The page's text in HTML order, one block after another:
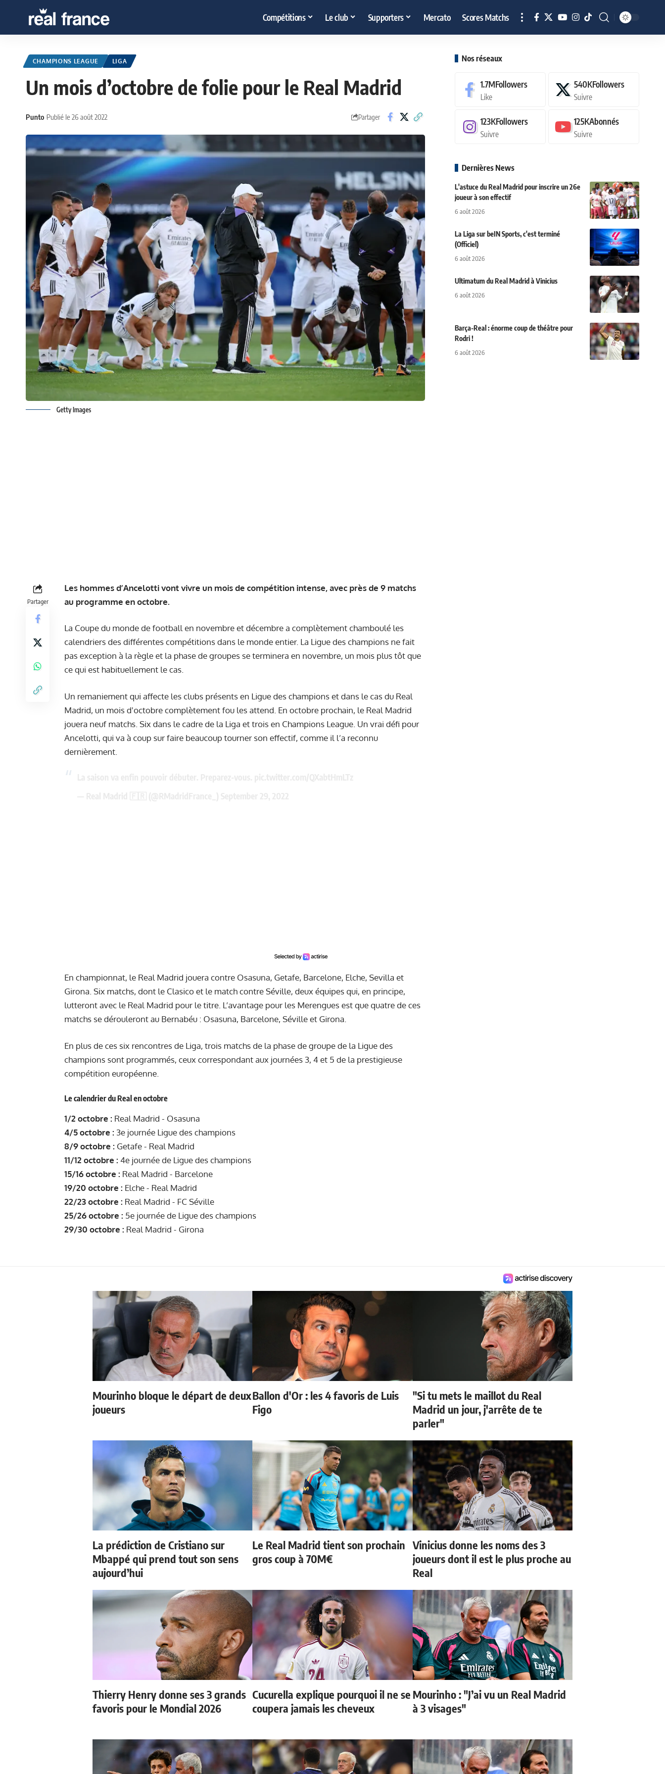
Compétitions Le club Supporters Mercato Scores Matchs
CHAMPIONS LEAGUE LIGA
Un mois d’octobre de folie pour le Real Madrid
Punto Publié le 26 août 2022 Partager
Getty Images
Partager
Les hommes d’Ancelotti vont vivre un mois de compétition intense, avec près de 9 matchs
au programme en octobre.
La Coupe du monde de football en novembre et décembre a complètement chamboulé les
calendriers des différentes compétitions dans le monde entier. La Ligue des champions ne fait
pas exception à la règle et la phase de groupes se terminera en novembre, un mois plus tôt que
ce qui est habituellement le cas.
Un remaniement qui affecte les clubs présents en Ligue des champions et dans le cas du Real
Madrid, un mois d'octobre complètement fou les attend. En octobre prochain, le Real Madrid
jouera neuf matchs. Six dans le cadre de la Liga et trois en Champions League. Un vrai défi pour
Ancelotti, qui va à coup sur faire beaucoup tourner son effectif, comme il l’a reconnu
dernièrement.
En championnat, le Real Madrid jouera contre Osasuna, Getafe, Barcelone, Elche, Sevilla et
Girona. Six matchs, dont le Clasico et le match contre Séville, deux équipes qui, en principe,
lutteront avec le Real Madrid pour le titre. L’avantage pour les Merengues est que quatre de ces
matchs se dérouleront au Bernabéu : Osasuna, Barcelone, Séville et Girona.
En plus de ces six rencontres de Liga, trois matchs de la phase de groupe de la Ligue des
champions sont programmés, ceux correspondant aux journées 3, 4 et 5 de la prestigieuse
compétition européenne.
Le calendrier du Real en octobre
1/2 octobre : Real Madrid - Osasuna
4/5 octobre : 3e journée Ligue des champions
8/9 octobre : Getafe - Real Madrid
11/12 octobre : 4e journée de Ligue des champions
15/16 octobre : Real Madrid - Barcelone
19/20 octobre : Elche - Real Madrid
22/23 octobre : Real Madrid - FC Séville
25/26 octobre : 5e journée de Ligue des champions
29/30 octobre : Real Madrid - Girona
Nos réseaux
1.7MFollowers
Like
540KFollowers
Suivre
123KFollowers
Suivre
125KAbonnés
Suivre
Dernières News
L'astuce du Real Madrid pour inscrire un 26e
joueur à son effectif
6 août 2026
La Liga sur beIN Sports, c'est terminé
(Officiel)
6 août 2026
Ultimatum du Real Madrid à Vinicius
6 août 2026
Barça-Real : énorme coup de théâtre pour
Rodri !
6 août 2026
Mourinho bloque le départ de deux
joueurs
Ballon d'Or : les 4 favoris de Luis
Figo
"Si tu mets le maillot du Real
Madrid un jour, j'arrête de te
parler"
La prédiction de Cristiano sur
Mbappé qui prend tout son sens
aujourd’hui
Le Real Madrid tient son prochain
gros coup à 70M€
Vinicius donne les noms des 3
joueurs dont il est le plus proche au
Real
Thierry Henry donne ses 3 grands
favoris pour le Mondial 2026
Cucurella explique pourquoi il ne se
coupera jamais les cheveux
Mourinho : "J’ai vu un Real Madrid
à 3 visages"